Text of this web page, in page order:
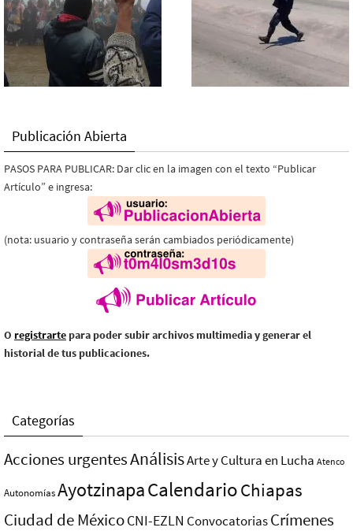
Publicación Abierta
PASOS PARA PUBLICAR: Dar clic en la imagen con el texto “Publicar
Artículo” e ingresa:
(nota: usuario y contraseña serán cambiados periódicamente)
O registrarte para poder subir archivos multimedia y generar el
historial de tus publicaciones.
Categorías
Acciones urgentesAnálisisArte y Cultura en Lucha Atenco
AutonomíasAyotzinapaCalendarioChiapas
Ciudad de MéxicoCNI-EZLN ConvocatoriasCrímenes